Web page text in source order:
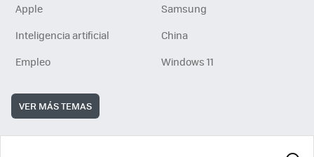
Apple
Samsung
Inteligencia artificial
China
Empleo
Windows 11
VER MÁS TEMAS